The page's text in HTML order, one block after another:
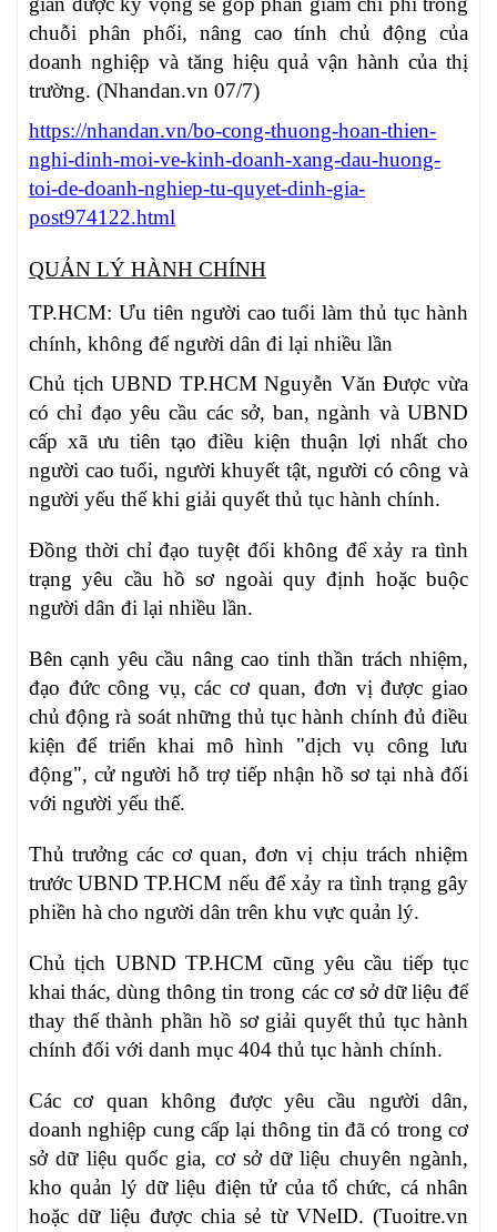
chuỗi phân phối, nâng cao tính chủ động của
doanh nghiệp và tăng hiệu quả vận hành của thị
trường. (Nhandan.vn 07/7)
https://nhandan.vn/bo-cong-thuong-hoan-thien-
nghi-dinh-moi-ve-kinh-doanh-xang-dau-huong-
toi-de-doanh-nghiep-tu-quyet-dinh-gia-
post974122.html
QUẢN LÝ HÀNH CHÍNH
TP.HCM: Ưu tiên người cao tuổi làm thủ tục hành
chính, không để người dân đi lại nhiều lần
Chủ tịch UBND TP.HCM Nguyễn Văn Được vừa
có chỉ đạo yêu cầu các sở, ban, ngành và UBND
cấp xã ưu tiên tạo điều kiện thuận lợi nhất cho
người cao tuổi, người khuyết tật, người có công và
người yếu thế khi giải quyết thủ tục hành chính.
Đồng thời chỉ đạo tuyệt đối không để xảy ra tình
trạng yêu cầu hồ sơ ngoài quy định hoặc buộc
người dân đi lại nhiều lần.
Bên cạnh yêu cầu nâng cao tinh thần trách nhiệm,
đạo đức công vụ, các cơ quan, đơn vị được giao
chủ động rà soát những thủ tục hành chính đủ điều
kiện để triển khai mô hình "dịch vụ công lưu
động", cử người hỗ trợ tiếp nhận hồ sơ tại nhà đối
với người yếu thế.
Thủ trưởng các cơ quan, đơn vị chịu trách nhiệm
trước UBND TP.HCM nếu để xảy ra tình trạng gây
phiền hà cho người dân trên khu vực quản lý.
Chủ tịch UBND TP.HCM cũng yêu cầu tiếp tục
khai thác, dùng thông tin trong các cơ sở dữ liệu để
thay thế thành phần hồ sơ giải quyết thủ tục hành
chính đối với danh mục 404 thủ tục hành chính.
Các cơ quan không được yêu cầu người dân,
doanh nghiệp cung cấp lại thông tin đã có trong cơ
sở dữ liệu quốc gia, cơ sở dữ liệu chuyên ngành,
kho quản lý dữ liệu điện tử của tổ chức, cá nhân
hoặc dữ liệu được chia sẻ từ VNeID. (Tuoitre.vn